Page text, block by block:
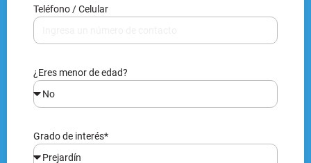
Teléfono / Celular
¿Eres menor de edad?
Grado de interés*